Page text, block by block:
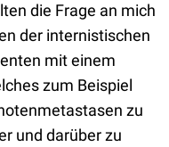
die Frage an mich
der internistischen
mit einem
zum Beispiel
zu
und darüber zu